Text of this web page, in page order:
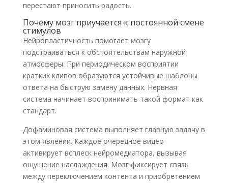
перестают приносить радость.
Почему мозг приучается к постоянной смене
стимулов
Нейропластичность помогает мозгу
подстраиваться к обстоятельствам наружной
атмосферы. При периодическом восприятии
кратких клипов образуются устойчивые шаблоны
ответа на быструю замену данных. Нервная
система начинает воспринимать такой формат как
стандарт.
Дофаминовая система выполняет главную задачу в
этом явлении. Каждое очередное видео
активирует всплеск нейромедиатора, вызывая
ощущение наслаждения. Мозг фиксирует связь
между переключением контента и приобретением